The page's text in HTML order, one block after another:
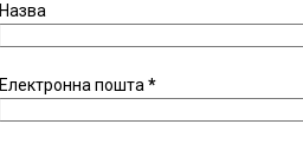
Назва
Електронна пошта*